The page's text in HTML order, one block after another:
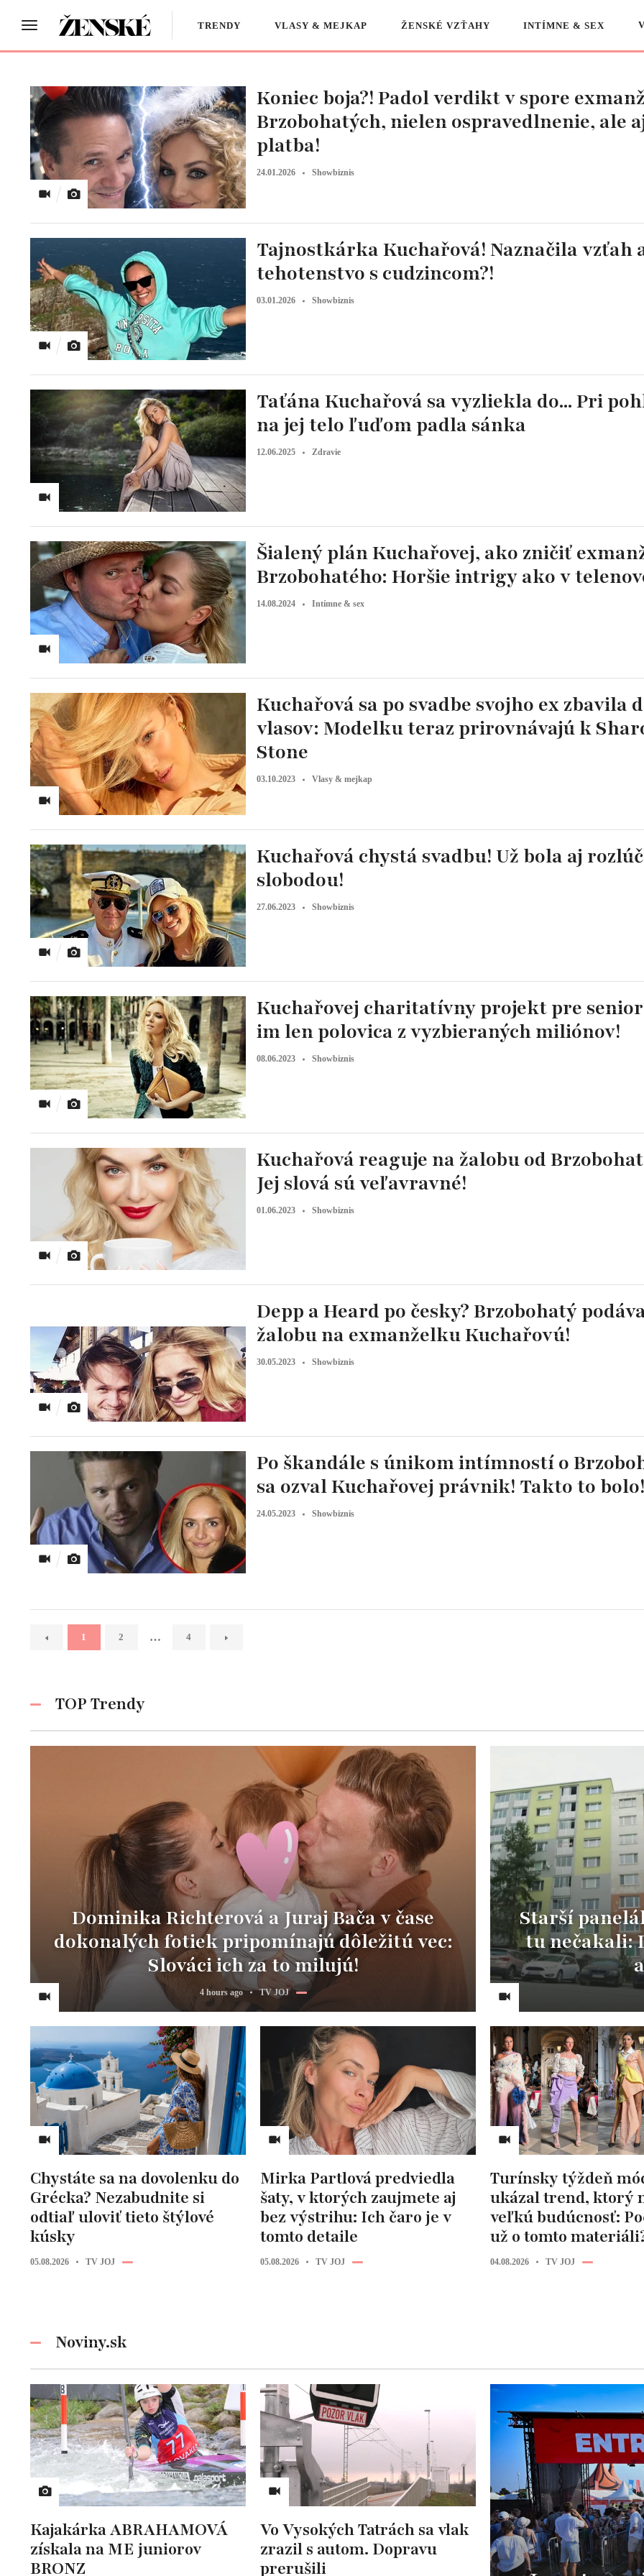
TRENDY VLASY & MEJKAP ŽENSKÉ VZŤAHY INTÍMNE & SEX
Koniec boja?! Padol verdikt v spore
Brzobohatých, nielen ospravedlnenie, ale
platba!
24.01.2026 Showbiznis
Tajnostkárka Kuchařová! Naznačila vzťah
tehotenstvo s cudzincom?!
03.01.2026 Showbiznis
Taťána Kuchařová sa vyzliekla do... Pri
na jej telo ľuďom padla sánka
12.06.2025 Zdravie
Šialený plán Kuchařovej, ako zničiť
Brzobohatého: Horšie intrigy ako v
14.08.2024 Intímne & sex
Kuchařová sa po svadbe svojho ex zbavila dlhých
vlasov: Modelku teraz prirovnávajú k
Stone
03.10.2023 Vlasy & mejkap
Kuchařová chystá svadbu! Už bola aj
slobodou!
27.06.2023 Showbiznis
Kuchařovej charitatívny projekt pre
im len polovica z vyzbieraných miliónov!
08.06.2023 Showbiznis
Kuchařová reaguje na žalobu od
Jej slová sú veľavravné!
01.06.2023 Showbiznis
Depp a Heard po česky? Brzobohatý
žalobu na exmanželku Kuchařovú!
30.05.2023 Showbiznis
Po škandále s únikom intímností o
sa ozval Kuchařovej právnik! Takto to bolo!
24.05.2023 Showbiznis
1 2 … 4
TOP Trendy
Dominika Richterová a Juraj Bača v čase
dokonalých fotiek pripomínajú dôležitú vec:
Slováci ich za to milujú!
4 hours ago TV JOJ
Starší
tu nečakali:
Chystáte sa na dovolenku do
Grécka? Nezabudnite si
odtiaľ uloviť tieto štýlové
kúsky
05.08.2026 TV JOJ
Mirka Partlová predviedla
šaty, v ktorých zaujmete aj
bez výstrihu: Ich čaro je v
tomto detaile
05.08.2026 TV JOJ
Turínsky týždeň
ukázal trend, ktorý
veľkú budúcnosť:
už o tomto
04.08.2026 TV JOJ
Noviny.sk
Kajakárka ABRAHAMOVÁ
získala na ME juniorov
BRONZ
Vo Vysokých Tatrách sa vlak
zrazil s autom. Dopravu
prerušili